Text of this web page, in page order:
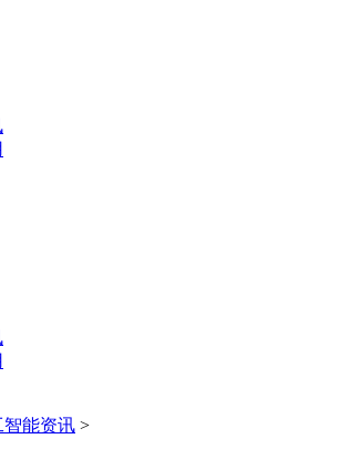
智能资讯 >